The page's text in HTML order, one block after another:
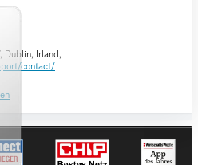
Dublin, Irland,
contact/